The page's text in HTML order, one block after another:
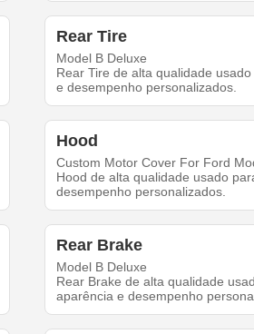
Rear Tire
Model B Deluxe
Rear Tire de alta qualidade
e desempenho personalizados.
Hood
Custom Motor Cover For Ford
Hood de alta qualidade usado
desempenho personalizados.
Rear Brake
Model B Deluxe
Rear Brake de alta qualidade
aparência e desempenho